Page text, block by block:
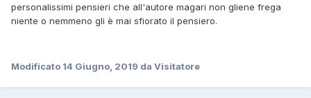
personalissimi pensieri che all'autore magari non gliene frega
niente o nemmeno gli è mai sfiorato il pensiero.
Modificato 14 Giugno, 2019 da Visitatore